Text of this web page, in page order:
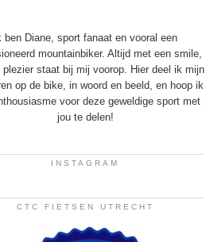
ben Diane, sport fanaat en vooral een
mountainbiker. Altijd met een smile,
plezier staat bij mij voorop. Hier deel ik mijn
op de bike, in woord en beeld, en hoop ik
voor deze geweldige sport met
jou te delen!
INSTAGRAM
CTC FIETSEN UTRECHT